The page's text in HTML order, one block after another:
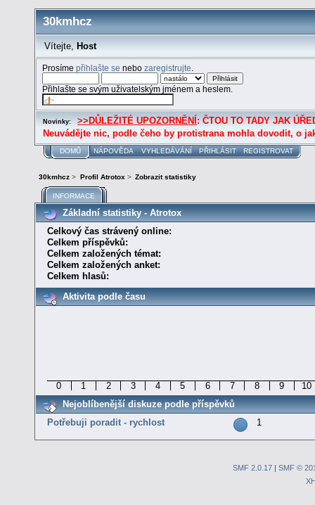
30kmhcz
Vítejte, Host
Prosímepřihlašte se nebozaregistrujte
Přihlašte se svým uživatelským jménem a heslem.
Novinky: >>DŮLEŽITÉ UPOZORNĚNÍ : ČTOU TO TADY JAK
Neuvádějte nic, podle čeho by protistrana mohla dovodit, o
DOMŮ NÁPOVĚDA VYHLEDÁVÁNÍ PŘIHLÁSIT REGISTROVAT
30kmhcz > Profil Atrotox> Zobrazit statistiky
INFORMACE
Základní statistiky - Atrotox
Celkový čas strávený online:
Celkem příspěvků:
Celkem založených témat:
Celkem založených anket:
Celkem hlasů:
Aktivita podle času
0 1 2 3 4 5 6 7 8 9
10
Nejoblíbenější diskuze podle příspěvků
Potřebuji poradit - rychlost
1
SMF 2.0.17| SMF ©